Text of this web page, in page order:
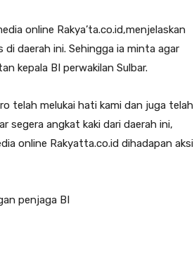
online Rakya’ta.co.id,menjelaskan
daerah ini. Sehingga ia minta agar
kepala BI perwakilan Sulbar.
telah melukai hati kami dan juga telah
segera angkat kaki dari daerah ini,
online Rakyatta.co.id dihadapan aksi
penjaga BI